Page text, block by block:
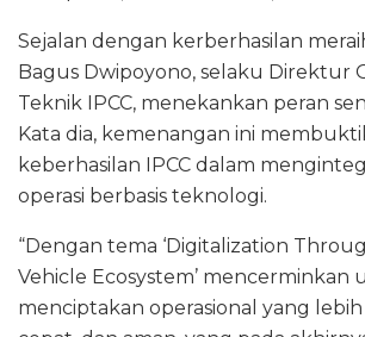
Sejalan dengan kerberhasilan
Bagus Dwipoyono, selaku Direktur
Teknik IPCC, menekankan peran
Kata dia, kemenangan ini
keberhasilan IPCC dalam
operasi berbasis teknologi.
“Dengan tema ‘Digitalization
Vehicle Ecosystem’ mencerminkan
menciptakan operasional yang lebih